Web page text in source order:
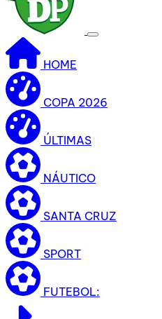
HOME
COPA 2026
ÚLTIMAS
NÁUTICO
SANTA CRUZ
SPORT
FUTEBOL: